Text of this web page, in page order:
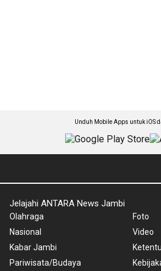
Unduh Mobile Apps untuk iOS
Jelajahi ANTARA News Jambi
Olahraga
Nasional
Kabar Jambi
Pariwisata/Budaya
Foto
Video